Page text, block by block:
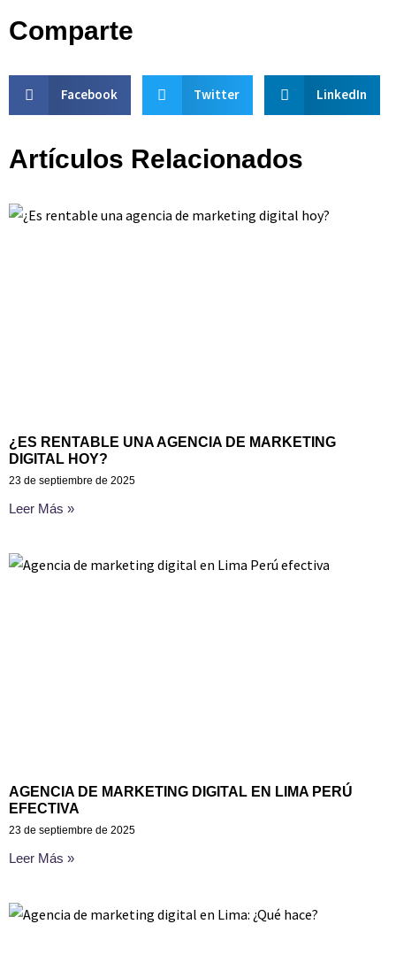
Comparte
Facebook Twitter LinkedIn
Artículos Relacionados
¿ES RENTABLE UNA AGENCIA DE MARKETING
DIGITAL HOY?
23 de septiembre de 2025
Leer Más »
AGENCIA DE MARKETING DIGITAL EN LIMA PERÚ
EFECTIVA
23 de septiembre de 2025
Leer Más »